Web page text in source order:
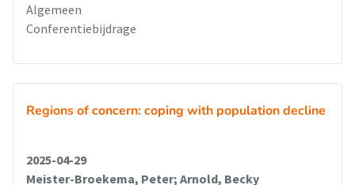
Algemeen
Conferentiebijdrage
Regions of concern: coping with population decline
2025-04-29
Meister-Broekema, Peter; Arnold, Becky